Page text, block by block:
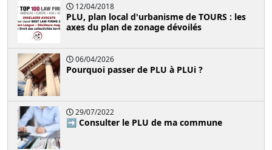
12/04/2018
PLU, plan local d'urbanisme de TOURS : les
axes du plan de zonage dévoilés
06/04/2026
Pourquoi passer de PLU à PLUi ?
29/07/2022
➡️ Consulter le PLU de ma commune